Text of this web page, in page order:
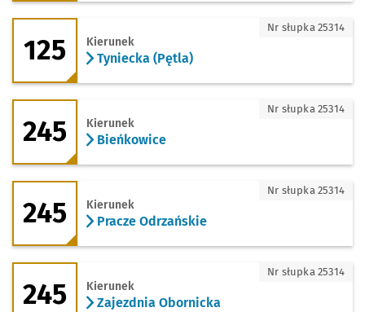
125 - kierunek Tyniecka (Pętla)
125 Kierunek
Tyniecka (Pętla)
Nr słupka 25314
245 - kierunek Bieńkowice
245 Kierunek
Bieńkowice
Nr słupka 25314
245 - kierunek Pracze Odrzańskie
245 Kierunek
Pracze Odrzańskie
Nr słupka 25314
245 - kierunek Zajezdnia Obornicka
245 Kierunek
Zajezdnia Obornicka
Nr słupka 25314